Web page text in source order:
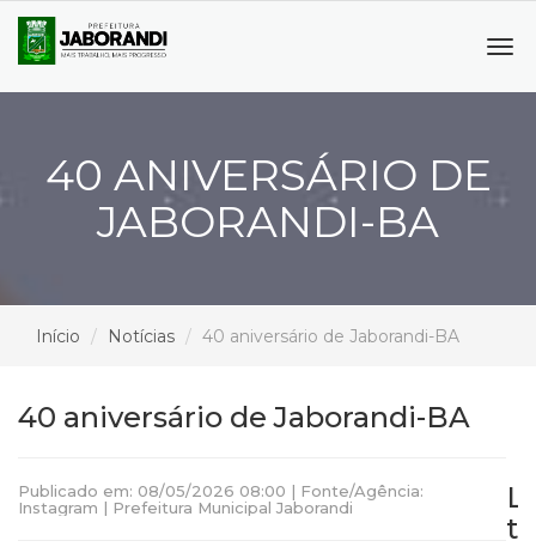
40 ANIVERSÁRIO DE
JABORANDI-BA
Início Notícias 40 aniversário de Jaborandi-BA
40 aniversário de Jaborandi-BA
Publicado em: 08/05/2026 08:00 | Fonte/Agência:
Instagram | Prefeitura Municipal Jaborandi